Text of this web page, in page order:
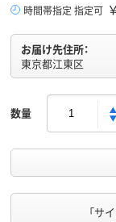
時間帯指定 指定可
お届け先住所：
東京都江東区
数量
「サ